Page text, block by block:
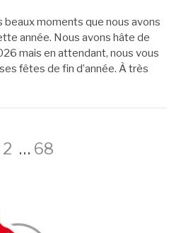
beaux moments que nous avons
année. Nous avons hâte de
mais en attendant, nous vous
fêtes de fin d’année. À très
Page
2 … Page
68